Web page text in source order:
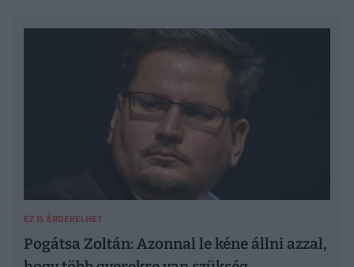
EZ IS ÉRDEKELHET
Pogátsa Zoltán: Azonnal le kéne állni azzal,